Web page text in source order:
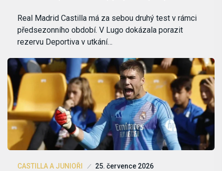
Real Madrid Castilla má za sebou druhý test v rámci
předsezonního období. V Lugo dokázala porazit
rezervu Deportiva v utkání…
CASTILLA A JUNIOŘI 25. července 2026